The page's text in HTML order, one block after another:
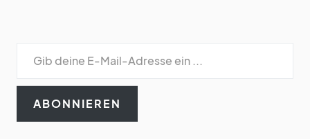
ABONNIEREN